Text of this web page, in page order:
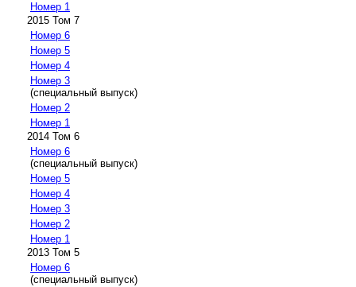
Номер 1
2015 Том 7
Номер 6
Номер 5
Номер 4
Номер 3
(специальный выпуск)
Номер 2
Номер 1
2014 Том 6
Номер 6
(специальный выпуск)
Номер 5
Номер 4
Номер 3
Номер 2
Номер 1
2013 Том 5
Номер 6
(специальный выпуск)